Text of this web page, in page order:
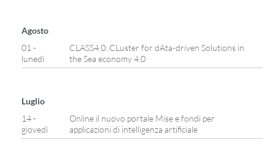
Agosto
01 -
lunedì
CLASS4.0: CLuster for dAta-driven Solutions in
the Sea economy 4.0
Luglio
14 -
giovedì
Online il nuovo portale Mise e fondi per
applicazioni di intelligenza artificiale